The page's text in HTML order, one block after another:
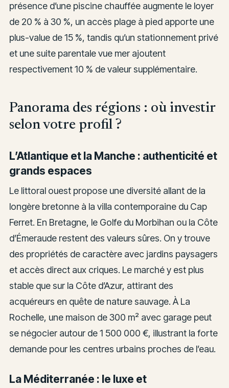
présence d’une piscine chauffée augmente le loyer
de 20 % à 30 %, un accès plage à pied apporte une
plus-value de 15 %, tandis qu’un stationnement privé
et une suite parentale vue mer ajoutent
respectivement 10 % de valeur supplémentaire.
Panorama des régions : où investir
selon votre profil ?
L’Atlantique et la Manche : authenticité et
grands espaces
Le littoral ouest propose une diversité allant de la
longère bretonne à la villa contemporaine du Cap
Ferret. En Bretagne, le Golfe du Morbihan ou la Côte
d’Émeraude restent des valeurs sûres. On y trouve
des propriétés de caractère avec jardins paysagers
et accès direct aux criques. Le marché y est plus
stable que sur la Côte d’Azur, attirant des
acquéreurs en quête de nature sauvage. À La
Rochelle, une maison de 300 m² avec garage peut
se négocier autour de 1 500 000 €, illustrant la forte
demande pour les centres urbains proches de l’eau.
La Méditerranée : le luxe et